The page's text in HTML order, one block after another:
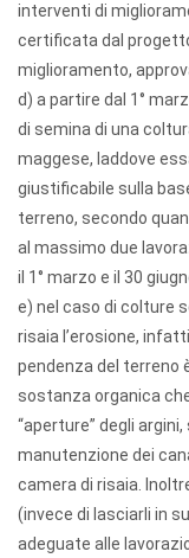
interventi di
certificata dal
miglioramento,
d) a partire dal 1°
di semina di una
maggese, laddove
giustificabile sulla
terreno, secondo
al massimo due
il 1° marzo e il 30
e) nel caso di colture
risaia l’erosione,
pendenza del terreno
sostanza organica
“aperture” degli
manutenzione dei
camera di risaia.
(invece di lasciarli in
adeguate alle